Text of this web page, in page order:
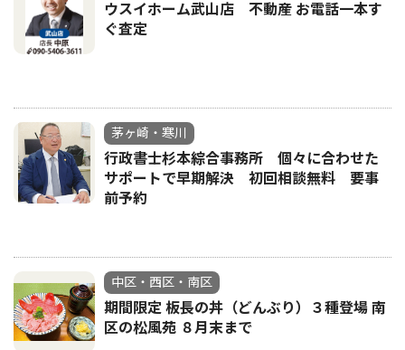
ウスイホーム武山店 不動産 お電話一本す
ぐ査定
茅ヶ崎・寒川
行政書士杉本綜合事務所 個々に合わせた
サポートで早期解決 初回相談無料 要事
前予約
中区・西区・南区
期間限定 板長の丼（どんぶり）３種登場 南
区の松風苑 ８月末まで